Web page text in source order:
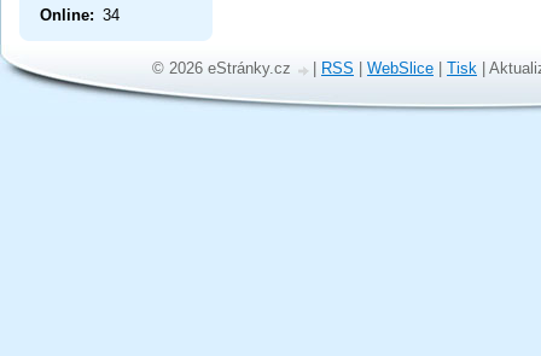
Online: 34
© 2026 eStránky.cz | RSS | WebSlice | Tisk |